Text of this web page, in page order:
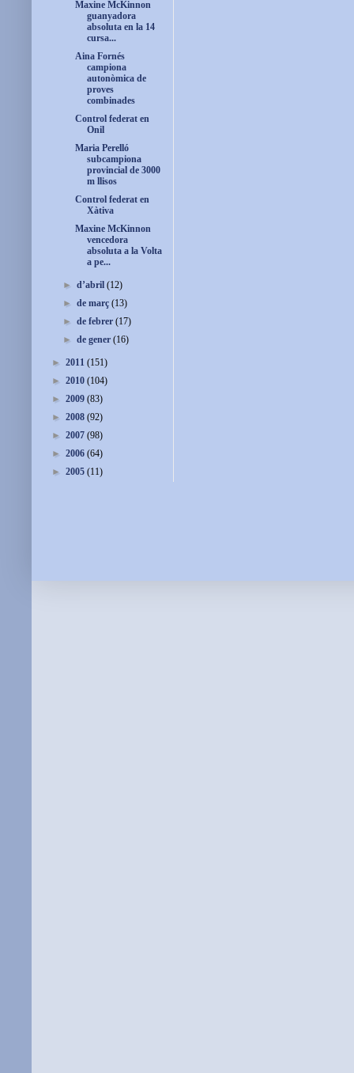
Maxine McKinnon
guanyadora
absoluta en la 14
cursa...
Aina Fornés
campiona
autonòmica de
proves
combinades
Control federat en
Onil
Maria Perelló
subcampiona
provincial de 3000
m llisos
Control federat en
Xàtiva
Maxine McKinnon
vencedora
absoluta a la Volta
a pe...
►d’abril(12)
►de març(13)
►de febrer(17)
►de gener(16)
► 2011 (151)
► 2010 (104)
► 2009 (83)
► 2008 (92)
► 2007 (98)
► 2006 (64)
► 2005 (11)